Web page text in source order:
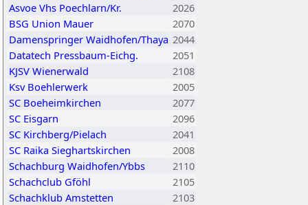
Asvoe Vhs Poechlarn/Kr.
2026
BSG Union Mauer
2070
Damenspringer Waidhofen/Thaya 2044
Datatech Pressbaum-Eichg.
2051
KJSV Wienerwald
2108
Ksv Boehlerwerk
2005
SC Boeheimkirchen
2077
SC Eisgarn
2096
SC Kirchberg/Pielach
2041
SC Raika Sieghartskirchen
2008
Schachburg Waidhofen/Ybbs
2110
Schachclub Gföhl
2105
Schachklub Amstetten
2103